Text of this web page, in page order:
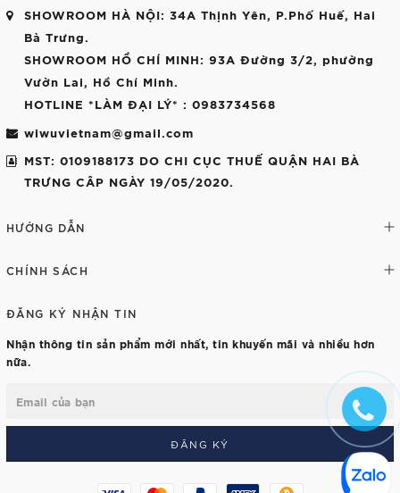
SHOWROOM HÀ NỘI: 34A Thịnh Yên, P.Phố Huế, Hai
Bà Trưng.
SHOWROOM HỒ CHÍ MINH: 93A Đường 3/2, phường
Vườn Lai, Hồ Chí Minh.
HOTLINE *LÀM ĐẠI LÝ* : 0983734568
wiwuvietnam@gmail.com
MST: 0109188173 DO CHI CỤC THUẾ QUẬN HAI BÀ
TRƯNG CÂP NGÀY 19/05/2020.
HƯỚNG DẪN
CHÍNH SÁCH
ĐĂNG KÝ NHẬN TIN
Nhận thông tin sản phẩm mới nhất, tin khuyến mãi và nhiều hơn
nữa.
ĐĂNG KÝ